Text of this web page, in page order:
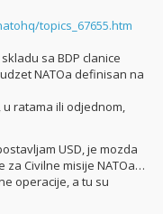
topics_67655.htm
sa BDP clanice
NATOa definisan na
ratama ili odjednom,
USD, je mozda
za Civilne misije NATOa…
operacije, a tu su